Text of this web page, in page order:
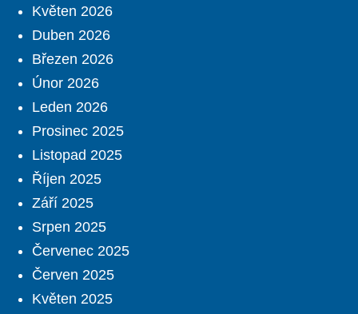
Květen 2026
Duben 2026
Březen 2026
Únor 2026
Leden 2026
Prosinec 2025
Listopad 2025
Říjen 2025
Září 2025
Srpen 2025
Červenec 2025
Červen 2025
Květen 2025